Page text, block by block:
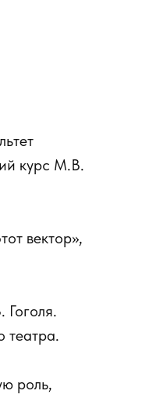
курс М.В.
вектор»,
театра.
роль,